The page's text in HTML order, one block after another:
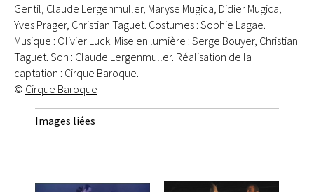
Gentil, Claude Lergenmuller, Maryse Mugica, Didier Mugica,
Yves Prager, Christian Taguet. Costumes : Sophie Lagae.
Musique : Olivier Luck. Mise en lumière : Serge Bouyer, Christian
Taguet. Son : Claude Lergenmuller. Réalisation de la
captation : Cirque Baroque.
© Cirque Baroque
Images liées